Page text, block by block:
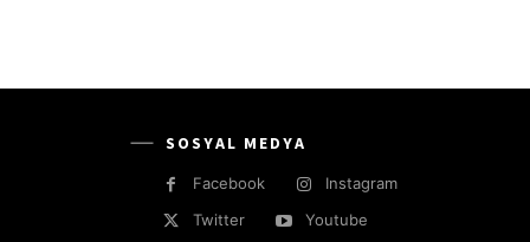
SOSYAL MEDYA
Facebook
Instagram
Twitter
Youtube